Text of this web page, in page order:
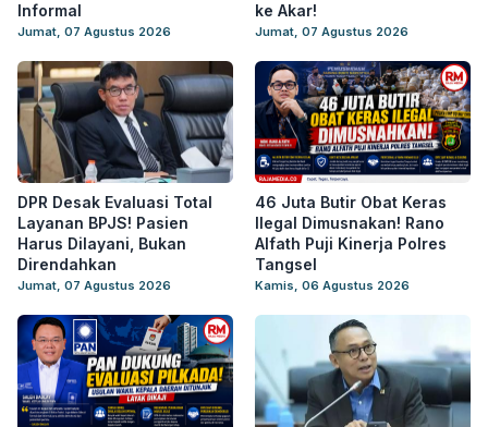
Informal
Jumat, 07 Agustus 2026
ke Akar!
Jumat, 07 Agustus 2026
DPR Desak Evaluasi Total
Layanan BPJS! Pasien
Harus Dilayani, Bukan
Direndahkan
Jumat, 07 Agustus 2026
46 Juta Butir Obat Keras
Ilegal Dimusnakan! Rano
Alfath Puji Kinerja Polres
Tangsel
Kamis, 06 Agustus 2026